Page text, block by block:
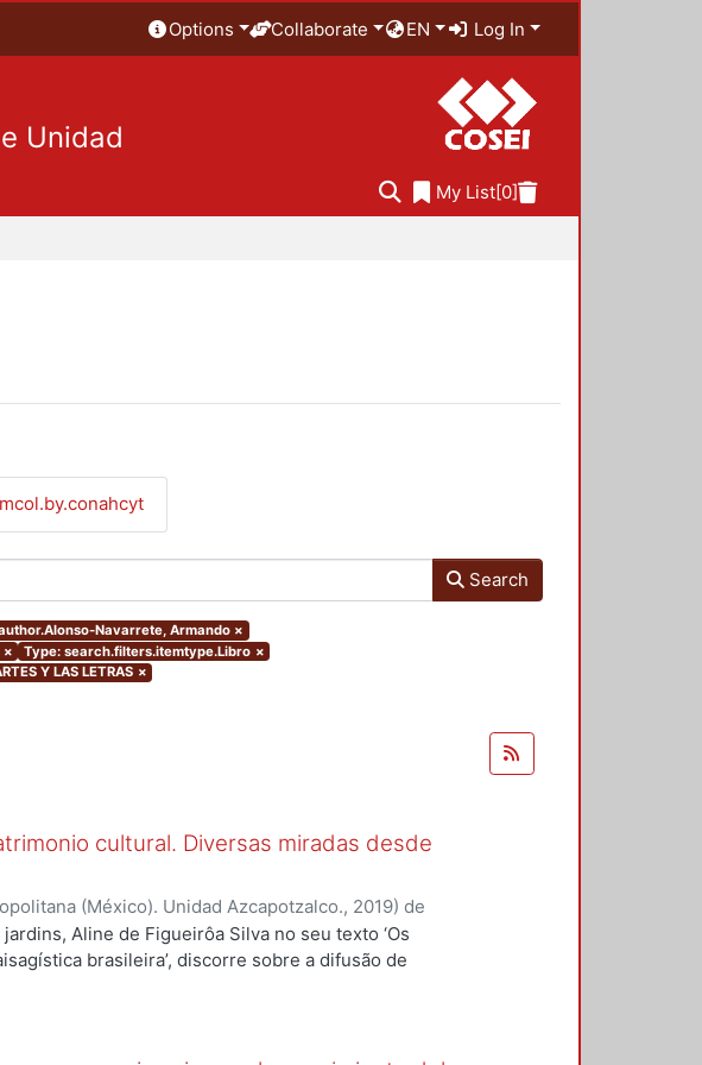
Options Collaborate EN Log In
Unidad
My List[0]
Search
Navarrete, Armando ×
× Type: search.filters.itemtype.Libro ×
Y LAS LETRAS ×
cultural. Diversas miradas desde
(México). Unidad Azcapotzalco., 2019) de
Bezerra, Onilda;de Siqueira Cavalcanti Veras, Lúcia
Rita;Vieira Filho, Luiz;Marques da Silva, Joelmir
Aline de Figueirôa Silva no seu texto ‘Os
brasileira’, discorre sobre a difusão de
urbanização, abordando modalidades do uso